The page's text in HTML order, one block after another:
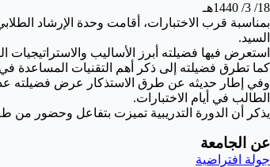
18/ 3/ 1440هـ
بمناسبة قرب الاختبارات، أقامت وحدة الإرشاد
السيد.
استعرض فيها فضيلته أبرز الأساليب
كما تطرق فضيلته إلى ذكر أهم التقنيات المساعدة
وفي إطار حديثه عن طرق الاستذكار عرض فضيلته عدة
الطالب في أيام الاختبارات.
يذكر أن الدورة التدريبية تميزت بتفاعل وحضور من
عن الجامعة
جولة افتراضية